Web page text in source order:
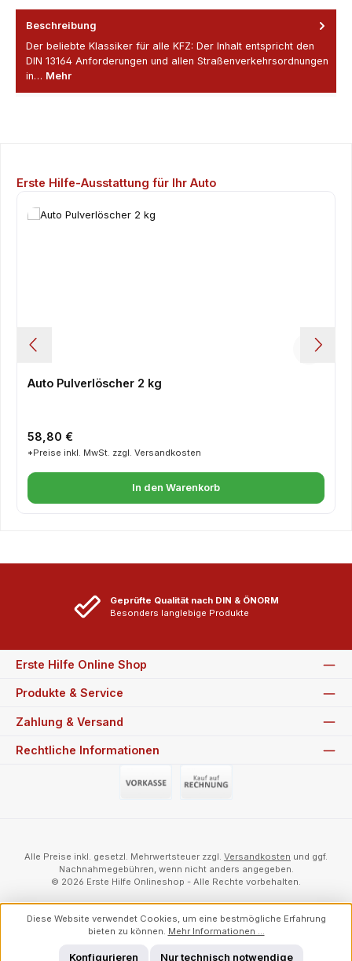
Beschreibung
Der beliebte Klassiker für alle KFZ: Der Inhalt entspricht den
DIN 13164 Anforderungen und allen Straßenverkehrsordnungen
in… Mehr
Produktgalerie überspringen
Erste Hilfe-Ausstattung für Ihr Auto
Auto Pulverlöscher 2 kg
Regulärer Preis:
58,80 €
*Preise inkl. MwSt. zzgl. Versandkosten
In den Warenkorb
Geprüfte Qualität nach DIN & ÖNORM
Besonders langlebige Produkte
Erste Hilfe Online Shop
Produkte & Service
Zahlung & Versand
Rechtliche Informationen
Alle Preise inkl. gesetzl. Mehrwertsteuer zzgl. Versandkosten und ggf.
Nachnahmegebühren, wenn nicht anders angegeben.
© 2026 Erste Hilfe Onlineshop - Alle Rechte vorbehalten.
Diese Website verwendet Cookies, um eine bestmögliche Erfahrung
bieten zu können. Mehr Informationen ...
Nur technisch notwendige
Konfigurieren